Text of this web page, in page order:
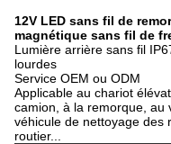
12V LED sans fil de
magnétique sans fil de
Lumière arrière sans fil
lourdes
Service OEM ou ODM
Applicable au chariot
camion, à la remorque, au
véhicule de nettoyage des
routier...